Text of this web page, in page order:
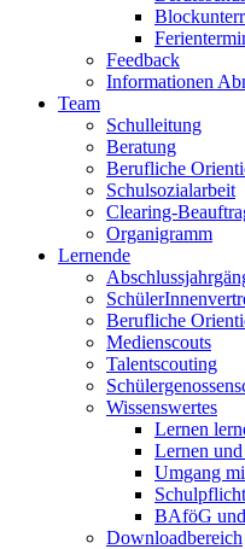
Feedback
Informationen
Team
Schulleitung
Beratung
Berufliche
Schulsozialarbeit
Clearing-
Organigramm
Lernende
Berufliche
Medienscouts
Talentscouting
Wissenswertes
Lernen
Lernen
Umgang
Schulpflicht
BAföG
Downloadbereich